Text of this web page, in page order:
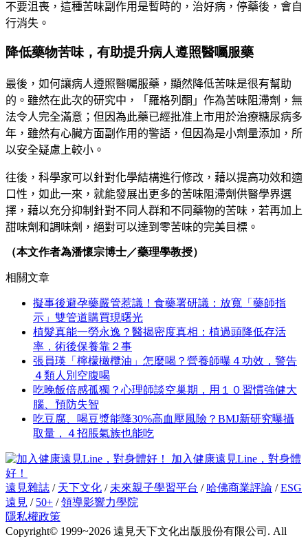
不要沮喪，這種苦味副作用是暫時的，治好病，停藥後，會自
行消失。
降低藥物苦味，有助提升病人遵照醫囑服藥
最後，如何讓病人遵照醫囑服藥，顯然降低苦味是很有幫助
的。雖然在此次的研究中，「羅格列酮」作為苦味阻滯劑，無
法令人完全滿意；但因為此藥已經批准上市用於治療糖尿病多
年，雖然有心臟方面副作用的警語，但因為是小劑量添加，所
以安全疑慮上較小。
往後，科學家可以針對化學結構進行修改，藉以提高功效和適
口性，如此一來，就能發展出更多的苦味阻滯劑供醫學界選
擇，藉以充分抑制針對不同人群和不同藥物的苦味，若再加上
甜味劑和調味劑，絕對可以達到零苦味的完美目標。
（本文作者為潘懷宗博士／藥理學教授）
相關文章
擬事後避孕藥嚴管惹議！食藥署研議：放寬「藥師指
示」雙管道購買現曙光
植髮真能一勞永逸？醫揭密度真相：植過頭降低存活
率，術後保養靠２事
張員瑛「檸檬橄欖油」怎麼喝？營養師曝４功效，警告
４類人別空腹喝
吃晚飯倍感孤獨？心理師談空巢期，用１０習慣強健大
腦、預防失智
吃豆腐、喝豆漿能降30%高血壓風險？BMJ新研究曝攝
取量，４招脹氣族也能吃
加入健康遠見Line，對身體
好！
遠見雜誌 / 天下文化 / 未來親子學習平台 / 哈佛商業評論 /ESG
遠見 / 50+ /領導影響力學院
隱私權政策
Copyright© 1999~2026 遠見天下文化出版股份有限公司. All